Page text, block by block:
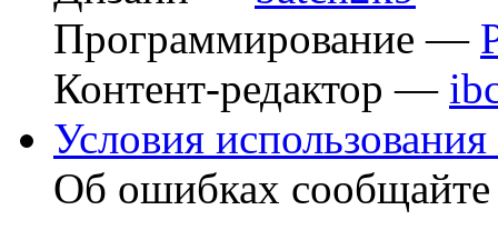
Программирование —
Контент-редактор —
Условия использования
Об ошибках